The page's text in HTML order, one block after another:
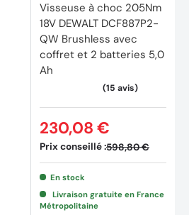
Visseuse à choc 205Nm
18V DEWALT DCF887P2-
QW Brushless avec
coffret et 2 batteries 5,0
Ah
Prix conseillé :598,80 €
230,08 €
En stock
Livraison gratuite en France
Métropolitaine